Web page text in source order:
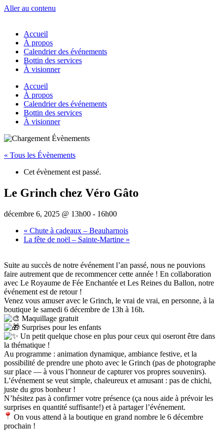
Aller au contenu
Accueil
À propos
Calendrier des événements
Bottin des services
À visionner
Accueil
À propos
Calendrier des événements
Bottin des services
À visionner
« Tous les Évènements
Cet évènement est passé.
Le Grinch chez Véro Gâto
décembre 6, 2025 @ 13h00 - 16h00
« Chute à cadeaux – Beauharnois
La fête de noël – Sainte-Martine »
Suite au succès de notre événement l’an passé, nous ne pouvions
faire autrement que de recommencer cette année ! En collaboration
avec Le Royaume de Fée Enchantée et Les Reines du Ballon, notre
événement est de retour !
Venez vous amuser avec le Grinch, le vrai de vrai, en personne, à la
boutique le samedi 6 décembre de 13h à 16h.
Maquillage gratuit
Surprises pour les enfants
Un petit quelque chose en plus pour ceux qui oseront être dans
la thématique !
Au programme : animation dynamique, ambiance festive, et la
possibilité de prendre une photo avec le Grinch (pas de photographe
sur place — à vous l’honneur de capturer vos propres souvenirs).
L’événement se veut simple, chaleureux et amusant : pas de chichi,
juste du gros bonheur !
N’hésitez pas à confirmer votre présence (ça nous aide à prévoir les
surprises en quantité suffisante!) et à partager l’événement.
On vous attend à la boutique en grand nombre le 6 décembre
prochain !